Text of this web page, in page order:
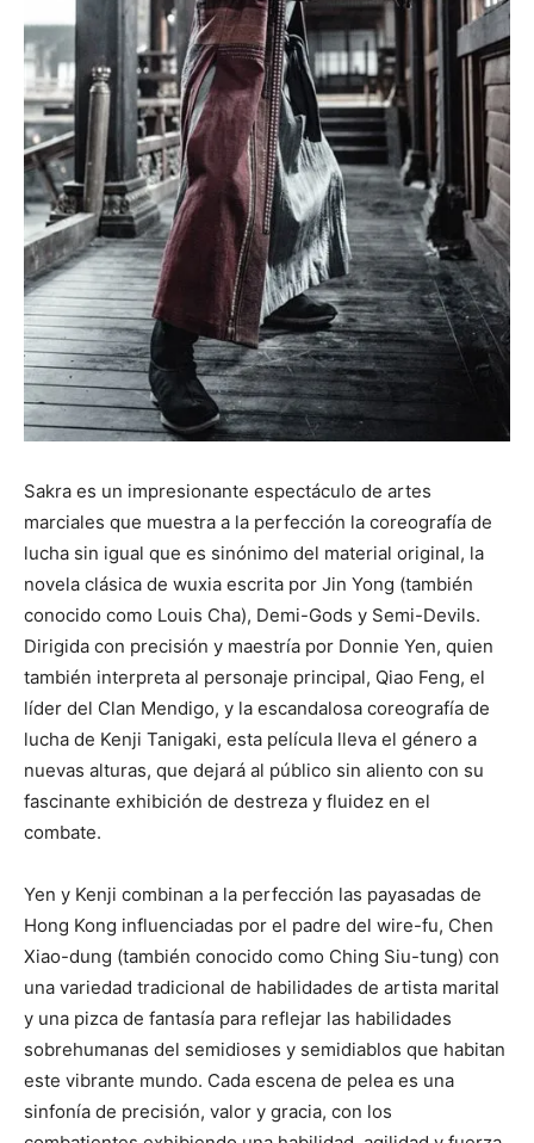
Sakra es un impresionante espectáculo de artes
marciales que muestra a la perfección la coreografía de
lucha sin igual que es sinónimo del material original, la
novela clásica de wuxia escrita por Jin Yong (también
conocido como Louis Cha), Demi-Gods y Semi-Devils.
Dirigida con precisión y maestría por Donnie Yen, quien
también interpreta al personaje principal, Qiao Feng, el
líder del Clan Mendigo, y la escandalosa coreografía de
lucha de Kenji Tanigaki, esta película lleva el género a
nuevas alturas, que dejará al público sin aliento con su
fascinante exhibición de destreza y fluidez en el
combate.
Yen y Kenji combinan a la perfección las payasadas de
Hong Kong influenciadas por el padre del wire-fu, Chen
Xiao-dung (también conocido como Ching Siu-tung) con
una variedad tradicional de habilidades de artista marital
y una pizca de fantasía para reflejar las habilidades
sobrehumanas del semidioses y semidiablos que habitan
este vibrante mundo. Cada escena de pelea es una
sinfonía de precisión, valor y gracia, con los